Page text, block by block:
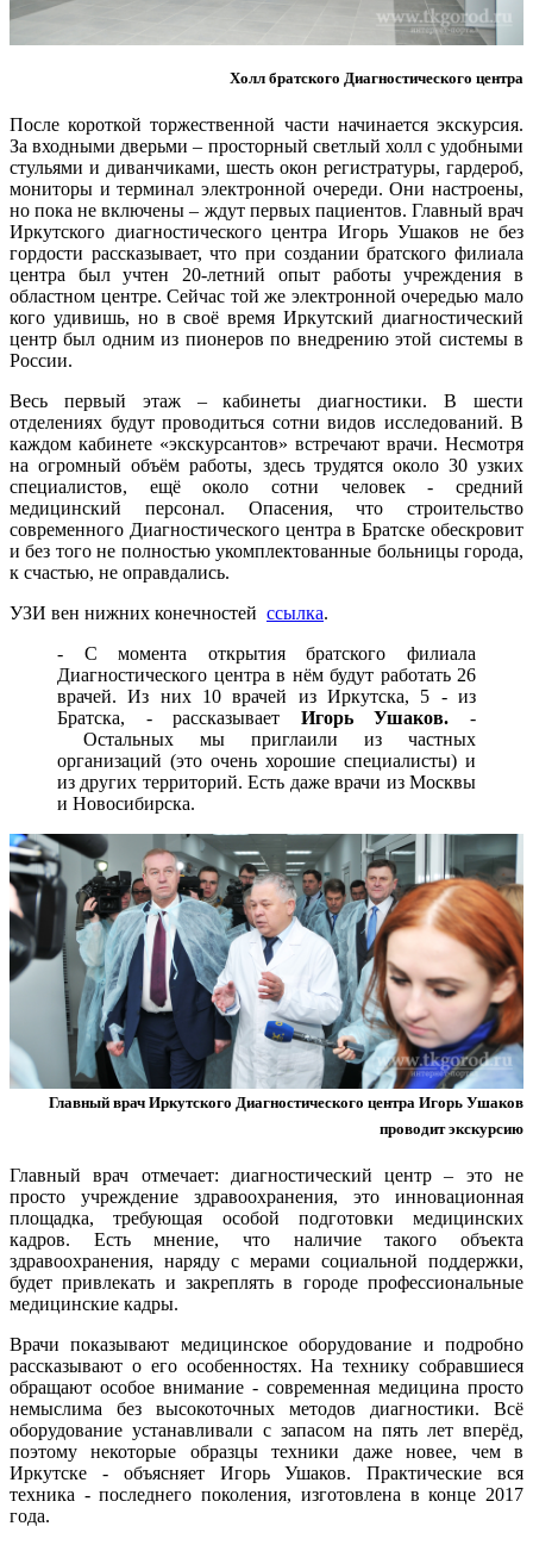
Холл братского Диагностического центра
После короткой торжественной части начинается экскурсия.
За входными дверьми – просторный светлый холл с удобными
стульями и диванчиками, шесть окон регистратуры, гардероб,
мониторы и терминал электронной очереди. Они настроены,
но пока не включены – ждут первых пациентов. Главный врач
Иркутского диагностического центра Игорь Ушаков не без
гордости рассказывает, что при создании братского филиала
центра был учтен 20-летний опыт работы учреждения в
областном центре. Сейчас той же электронной очередью мало
кого удивишь, но в своё время Иркутский диагностический
центр был одним из пионеров по внедрению этой системы в
России.
Весь первый этаж – кабинеты диагностики. В шести
отделениях будут проводиться сотни видов исследований. В
каждом кабинете «экскурсантов» встречают врачи. Несмотря
на огромный объём работы, здесь трудятся около 30 узких
специалистов, ещё около сотни человек - средний
медицинский персонал. Опасения, что строительство
современного Диагностического центра в Братске обескровит
и без того не полностью укомплектованные больницы города,
к счастью, не оправдались.
УЗИ вен нижних конечностей ссылка.
- С момента открытия братского филиала
Диагностического центра в нём будут работать 26
врачей. Из них 10 врачей из Иркутска, 5 - из
Братска, - рассказывает Игорь Ушаков. -
Остальных мы приглаили из частных
организаций (это очень хорошие специалисты) и
из других территорий. Есть даже врачи из Москвы
и Новосибирска.
Главный врач Иркутского Диагностического центра Игорь Ушаков
проводит экскурсию
Главный врач отмечает: диагностический центр – это не
просто учреждение здравоохранения, это инновационная
площадка, требующая особой подготовки медицинских
кадров. Есть мнение, что наличие такого объекта
здравоохранения, наряду с мерами социальной поддержки,
будет привлекать и закреплять в городе профессиональные
медицинские кадры.
Врачи показывают медицинское оборудование и подробно
рассказывают о его особенностях. На технику собравшиеся
обращают особое внимание - современная медицина просто
немыслима без высокоточных методов диагностики. Всё
оборудование устанавливали с запасом на пять лет вперёд,
поэтому некоторые образцы техники даже новее, чем в
Иркутске - объясняет Игорь Ушаков. Практические вся
техника - последнего поколения, изготовлена в конце 2017
года.